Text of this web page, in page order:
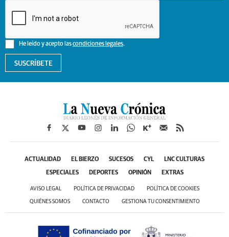
He leído y acepto lascondiciones legales.
SUSCRÍBETE
ACTUALIDAD EL BIERZO SUCESOS CYL LNC CULTURAS
ESPECIALES DEPORTES OPINIÓN EXTRAS
AVISO LEGAL POLÍTICA DE PRIVACIDAD POLÍTICA DE COOKIES
QUIÉNES SOMOS CONTACTO GESTIONA TU CONSENTIMIENTO